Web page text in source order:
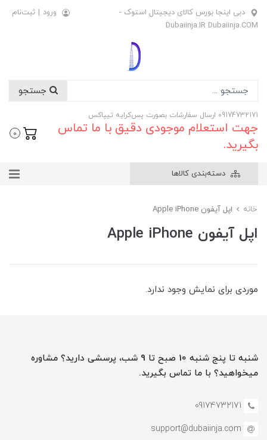
دبی اینجا بورس کالای دیجیتال استوک -
Dubaiinja.IR Dubaiinja.COM
ورود | ثبت‌نام
09174732171 ارسال سفارشات بصورت پس‌کرایه تیپاکس
جهت استعلام موجودی دقیق با ما تماس
بگیرید.
0
دسته‌بندی کالاها
خانه اپل آیفون Apple iPhone
اپل آیفون Apple iPhone
موردی برای نمایش وجود ندارد.
شنبه تا پنج شنبه 10 صبح تا 9 شب، پرسشی دارید؟ مشاوره
میخواهید؟ با ما تماس بگیرید.
09174732171
support@dubaiinja.com